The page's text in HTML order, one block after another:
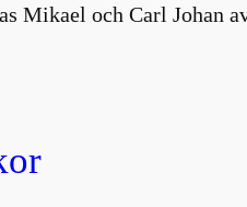
Mikael och Carl Johan